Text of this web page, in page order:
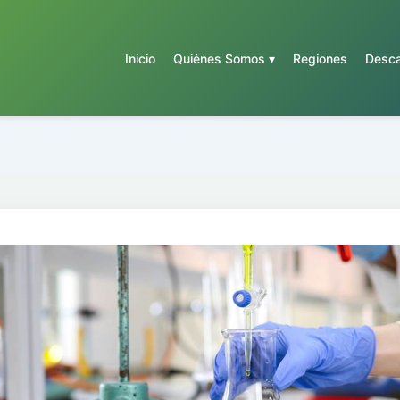
Inicio Quiénes Somos ▾ Regiones